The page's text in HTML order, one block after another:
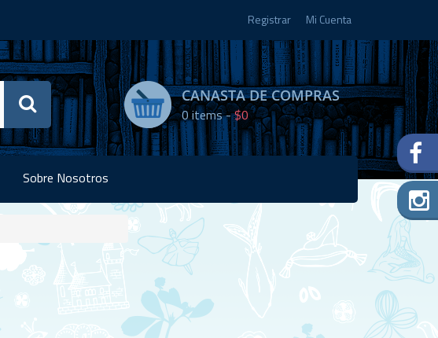
Registrar Mi Cuenta
CANASTA DE COMPRAS
0items -$0
Sobre Nosotros
Disponibilidad:
Agotado